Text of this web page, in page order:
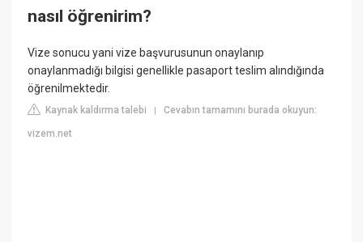
nasıl öğrenirim?
Vize sonucu yani vize başvurusunun onaylanıp
onaylanmadığı bilgisi genellikle pasaport teslim alındığında
öğrenilmektedir.
Kaynak kaldırma talebi |Cevabın tamamını burada okuyun:
vizem.net